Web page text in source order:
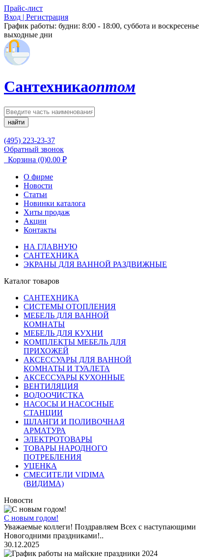
Прайс-лист
Вход | Регистрация
График работы: будни: 8:00 - 18:00, суббота и воскресенье
выходные дни
Сантехникаоптом
найти
(495) 223-23-37
Обратный звонок
Корзина (0)0.00 ₽
О фирме
Новости
Статьи
Новинки каталога
Хиты продаж
Акции
Контакты
НА ГЛАВНУЮ
САНТЕХНИКА
ЭКРАНЫ ДЛЯ ВАННОЙ РАЗДВИЖНЫЕ
Каталог товаров
САНТЕХНИКА
СИСТЕМЫ ОТОПЛЕНИЯ
МЕБЕЛЬ ДЛЯ ВАННОЙ
КОМНАТЫ
МЕБЕЛЬ ДЛЯ КУХНИ
КОМПЛЕКТЫ МЕБЕЛЬ ДЛЯ
ПРИХОЖЕЙ
АКСЕССУАРЫ ДЛЯ ВАННОЙ
КОМНАТЫ И ТУАЛЕТА
АКСЕССУАРЫ КУХОННЫЕ
ВЕНТИЛЯЦИЯ
ВОДООЧИСТКА
НАСОСЫ И НАСОСНЫЕ
СТАНЦИИ
ШЛАНГИ И ПОЛИВОЧНАЯ
АРМАТУРА
ЭЛЕКТРОТОВАРЫ
ТОВАРЫ НАРОДНОГО
ПОТРЕБЛЕНИЯ
УЦЕНКА
СМЕСИТЕЛИ VIDIMA
(ВИДИМА)
Новости
С новым годом!
Уважаемые коллеги! Поздравляем Всех с наступающими
Новогодними праздниками!..
30.12.2025